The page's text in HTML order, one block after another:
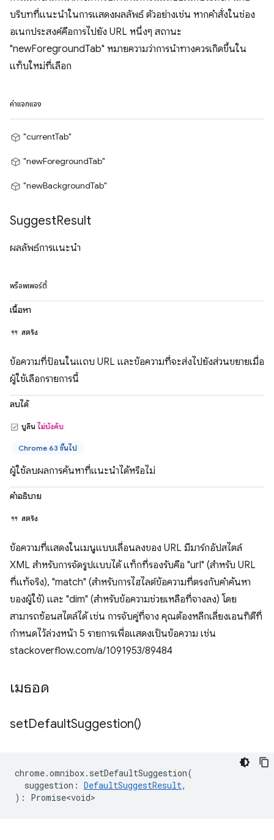
บริบทที่แนะนำในการแสดงผลลัพธ์ ตัวอย่างเช่น หากคำสั่งในช่อง
อเนกประสงค์คือการไปยัง URL หนึ่งๆ สถานะ
"newForegroundTab" หมายความว่าการนำทางควรเกิดขึ้นใน
แท็บใหม่ที่เลือก
ค่าแจกแจง
"currentTab"
"newForegroundTab"
"newBackgroundTab"
SuggestResult
ผลลัพธ์การแนะนำ
พร็อพเพอร์ตี้
เนื้อหา
สตริง
ข้อความที่ป้อนในแถบ URL และข้อความที่จะส่งไปยังส่วนขยายเมื่อ
ผู้ใช้เลือกรายการนี้
ลบได้
บูลีน ไม่บังคับ
Chrome 63 ขึ้นไป
ผู้ใช้ลบผลการค้นหาที่แนะนำได้หรือไม่
คำอธิบาย
สตริง
ข้อความที่แสดงในเมนูแบบเลื่อนลงของ URL มีมาร์กอัปสไตล์
XML สำหรับการจัดรูปแบบได้ แท็กที่รองรับคือ "url" (สำหรับ URL
ที่แท้จริง), "match" (สำหรับการไฮไลต์ข้อความที่ตรงกับคำค้นหา
ของผู้ใช้) และ "dim" (สำหรับข้อความช่วยเหลือที่จางลง) โดย
สามารถซ้อนสไตล์ได้ เช่น การจับคู่ที่จาง คุณต้องหลีกเลี่ยงเอนทิตีที่
กำหนดไว้ล่วงหน้า 5 รายการเพื่อแสดงเป็นข้อความ เช่น
stackoverflow.com/a/1091953/89484
เมธอด
setDefaultSuggestion()
chrome.omnibox. setDefaultSuggestion(
suggestion : DefaultSuggestResult,
) : Promise<void>